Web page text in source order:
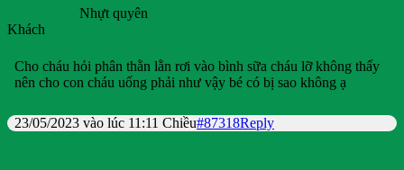
Nhựt quyên
Khách
Cho cháu hỏi phân thằn lằn rơi vào bình sữa cháu lỡ không thấy
nên cho con cháu uống phải như vậy bé có bị sao không ạ
23/05/2023 vào lúc 11:11 Chiều#87318Reply